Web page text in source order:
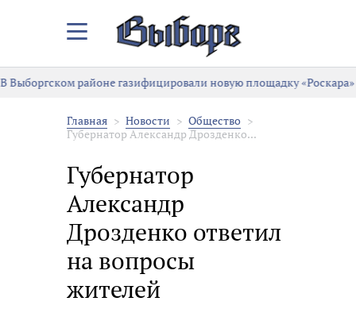
Закрыть/
меню
районе газифицировали новую площадку «Роскара»
Главная Новости
Общество
Губернатор Александр Дрозденко...
Губернатор
Александр
Дрозденко ответил
на вопросы
жителей